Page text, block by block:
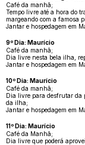
Café da manhã;
Tempo livre até a hora do
margeando com a famosa
Jantar e hospedagem em
9º Dia: Maurício
Café da manhã;
Dia livre nesta bela ilha,
Jantar e hospedagem em
10º Dia: Maurício
Café da manhã;
Dia livre para desfrutar da
da ilha;
Jantar e hospedagem em
11º Dia: Maurício
Café da Manhã;
Dia livre que poderá